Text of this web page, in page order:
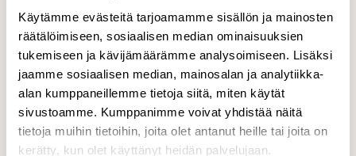
Käytämme evästeitä tarjoamamme sisällön ja mainosten
räätälöimiseen, sosiaalisen median ominaisuuksien
tukemiseen ja kävijämäärämme analysoimiseen. Lisäksi
jaamme sosiaalisen median, mainosalan ja analytiikka-
alan kumppaneillemme tietoja siitä, miten käytät
sivustoamme. Kumppanimme voivat yhdistää näitä
tietoja muihin tietoihin, joita olet antanut heille tai joita on
kerätty, kun olet käyttänyt heidän palvelujaan.